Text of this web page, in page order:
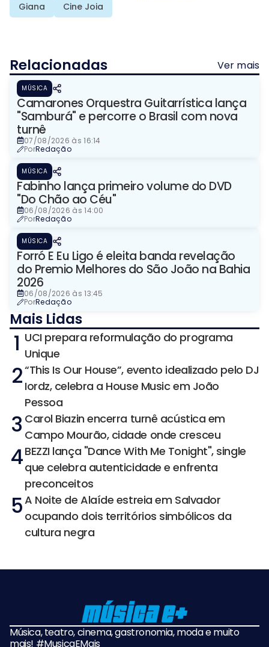
Giana Cine Joia
Relacionadas Ver mais
MÚSICA
Camarones Orquestra Guitarrística lança
"Samburá" e percorre o Brasil com nova
turnê
07/08/2026 às 16:14
PorRedação
MÚSICA
Fabinho lança primeiro volume do DVD
"Do Chão ao Céu"
06/08/2026 às 14:00
PorRedação
MÚSICA
Forró E Eu Ligo é eleita banda revelação
do Premio Melhores do São João na Bahia
2026
06/08/2026 às 13:45
PorRedação
Mais Lidas
1 UCI prepara reformulação do programa
Unique
2“This Is Our House”, evento idealizado pelo DJ
Iordz, celebra a House Music em João
Pessoa
3 Carol Biazin encerra turnê acústica em
Campo Mourão, cidade onde cresceu
4BEZZI lança "Dance With Me Tonight", single
que celebra autenticidade e enfrenta
preconceitos
5A Noite de Alaíde estreia em Salvador
ocupando dois territórios simbólicos da
cultura negra
Música, teatro, cinema, gastronomia, moda e muito
mais! #MusicaEMais